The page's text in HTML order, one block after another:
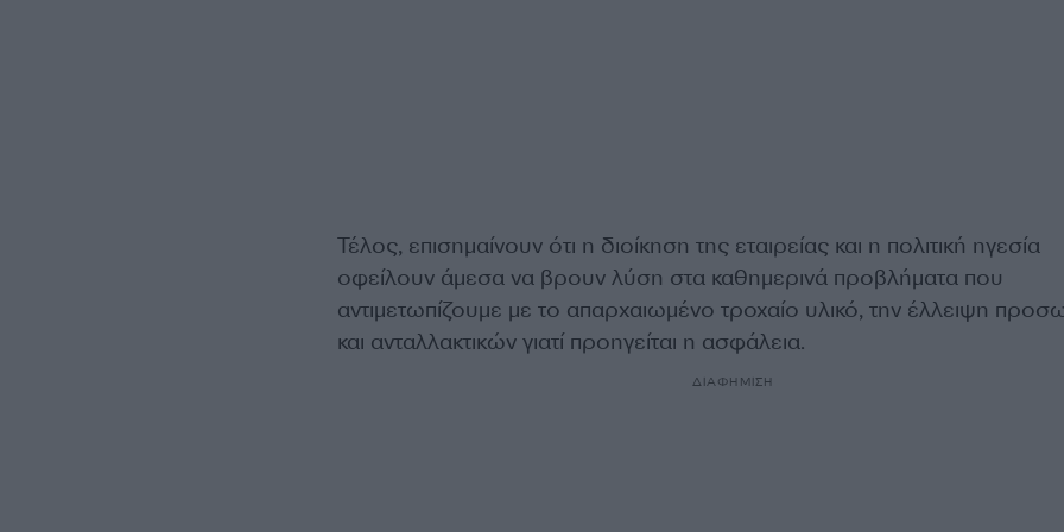
Τέλος, επισημαίνουν ότι η διοίκηση της εταιρείας και η πολιτική ηγεσία
οφείλουν άμεσα να βρουν λύση στα καθημερινά προβλήματα που
αντιμετωπίζουμε με το απαρχαιωμένο τροχαίο υλικό, την έλλειψη
και ανταλλακτικών γιατί προηγείται η ασφάλεια.
ΔΙΑΦΗΜΙΣΗ